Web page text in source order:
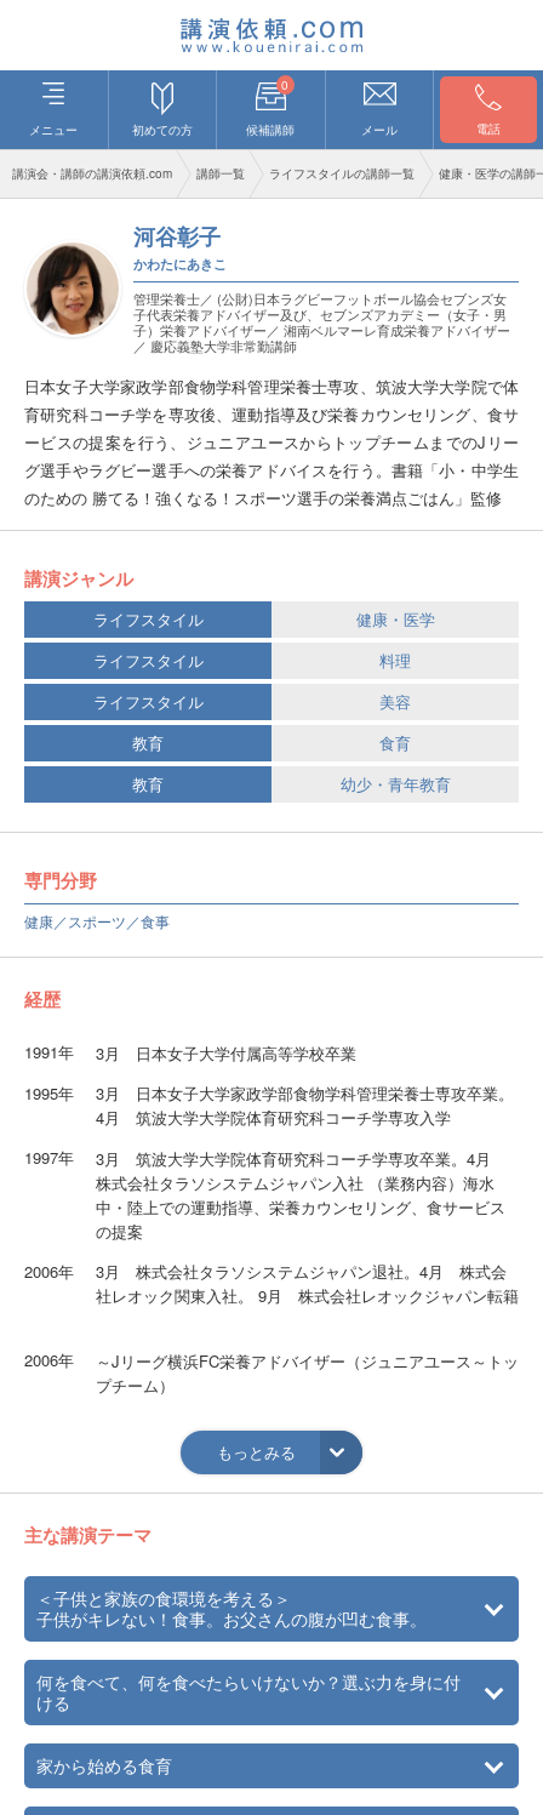
メニュー 初めての方
0
候補講師 メール 電話
講演会・講師の講演依頼.com 講師一覧 ライフスタイルの講師一覧 健康・医学の講師
河谷彰子
かわたにあきこ
管理栄養士／ (公財)日本ラグビーフットボール協会セブンズ女
子代表栄養アドバイザー及び、セブンズアカデミー（女子・男
子）栄養アドバイザー／ 湘南ベルマーレ育成栄養アドバイザー
／ 慶応義塾大学非常勤講師
日本女子大学家政学部食物学科管理栄養士専攻、筑波大学大学院で体
育研究科コーチ学を専攻後、運動指導及び栄養カウンセリング、食サ
ービスの提案を行う、ジュニアユースからトップチームまでのJリー
グ選手やラグビー選手への栄養アドバイスを行う。書籍「小・中学生
のための 勝てる！強くなる！スポーツ選手の栄養満点ごはん」監修
講演ジャンル
ライフスタイル
健康・医学
ライフスタイル
料理
ライフスタイル
美容
教育
食育
教育
幼少・青年教育
専門分野
健康／スポーツ／食事
経歴
1991年
3月 日本女子大学付属高等学校卒業
1995年
3月 日本女子大学家政学部食物学科管理栄養士専攻卒業。
4月 筑波大学大学院体育研究科コーチ学専攻入学
1997年
3月 筑波大学大学院体育研究科コーチ学専攻卒業。4月
株式会社タラソシステムジャパン入社 （業務内容）海水
中・陸上での運動指導、栄養カウンセリング、食サービス
の提案
2006年
3月 株式会社タラソシステムジャパン退社。4月 株式会
社レオック関東入社。 9月 株式会社レオックジャパン転籍
2006年
～Jリーグ横浜FC栄養アドバイザー（ジュニアユース～トッ
プチーム）
2月 株式会社レオックジャパン退社
現在は、フリーの管理栄養士。(公財)日本ラグビーフットボ
ール協会セブンズ女子代表栄養アドバイザー及び、セブン
マーレ育成栄養アドバイザー・慶応義塾大学非常勤講師・
士。ジュニアユースからトップチームまでのJリーグ選手や
ラグビー選手への栄養アドバイスを行う。また、生活習慣
病予防・改善のための栄養相談も実施している。
もっとみる
主な講演テーマ
＜子供と家族の食環境を考える＞
子供がキレない！食事。お父さんの腹が凹む食事。
何を食べて、何を食べたらいけないか？選ぶ力を身に付
ける
家から始める食育